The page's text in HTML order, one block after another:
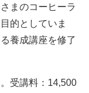
まのコーヒーラ
的としていま
養成講座を修了
受講料：14,500